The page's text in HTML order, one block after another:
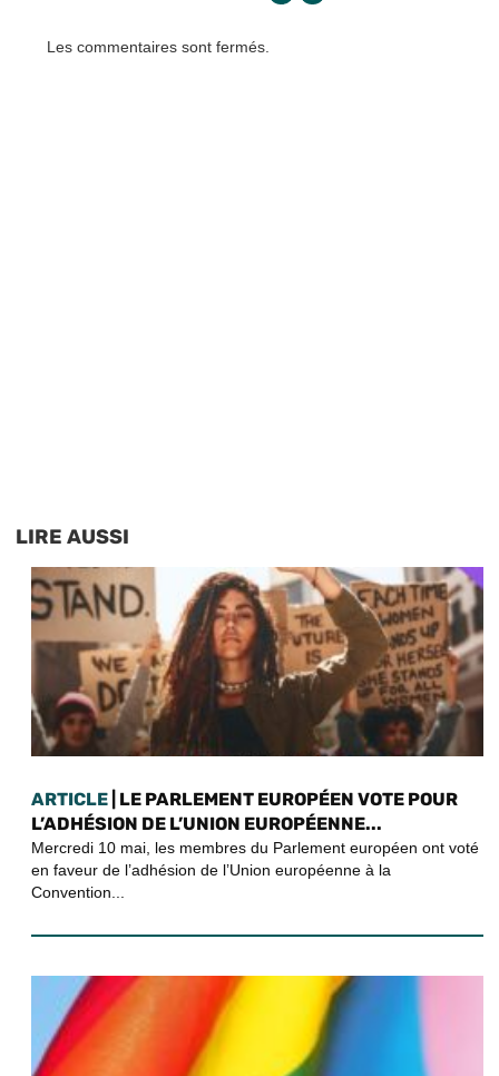
Les commentaires sont fermés.
LIRE AUSSI
ARTICLE | LE PARLEMENT EUROPÉEN VOTE POUR
L’ADHÉSION DE L’UNION EUROPÉENNE...
Mercredi 10 mai, les membres du Parlement européen ont voté
en faveur de l’adhésion de l’Union européenne à la
Convention...